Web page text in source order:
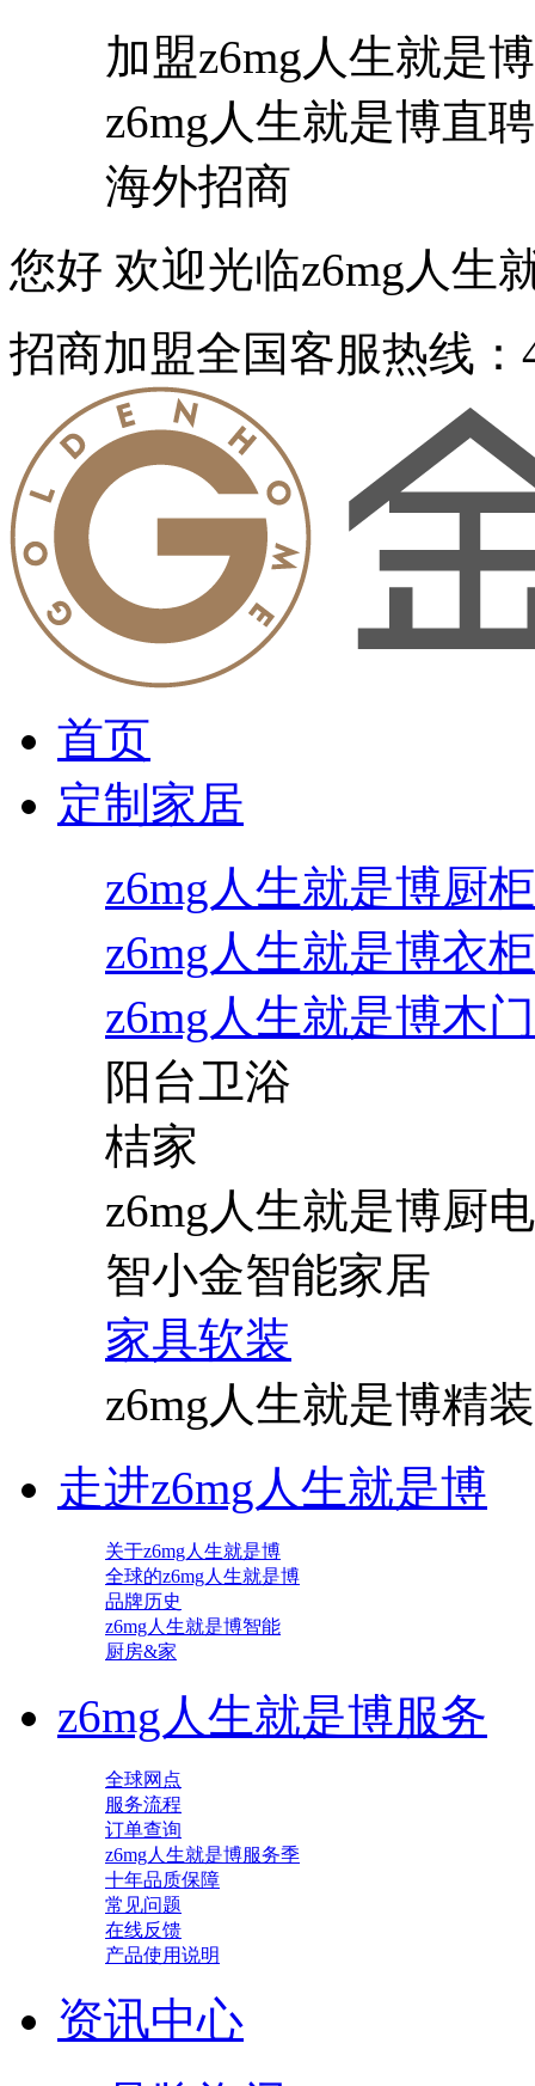
加盟z6mg人生就是博
z6mg人生就是博直聘
海外招商
您好 欢迎光临z6mg人生就
招商加盟全国客服热线
首页
定制家居
z6mg人生就是博厨柜
z6mg人生就是博衣柜
z6mg人生就是博木门
阳台卫浴
桔家
z6mg人生就是博厨电
智小金智能家居
家具软装
z6mg人生就是博精装
走进z6mg人生就是博
关于z6mg人生就是博
全球的z6mg人生就是博
品牌历史
z6mg人生就是博智能
厨房&家
z6mg人生就是博服务
全球网点
服务流程
订单查询
z6mg人生就是博服务季
十年品质保障
常见问题
在线反馈
产品使用说明
资讯中心